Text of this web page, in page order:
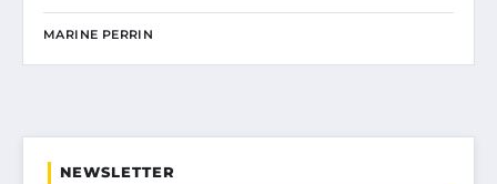
MARINE PERRIN
NEWSLETTER